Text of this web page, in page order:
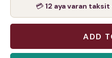
💳 12 aya varan taksit